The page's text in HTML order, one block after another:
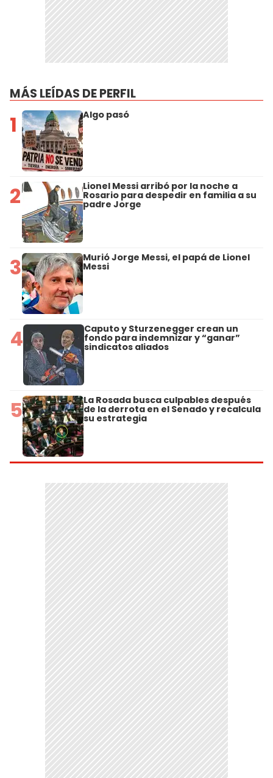
MÁS LEÍDAS DE PERFIL
1 Algo pasó
2 Lionel Messi arribó por la noche a
Rosario para despedir en familia a su
padre Jorge
3 Murió Jorge Messi, el papá de Lionel
Messi
4 Caputo y Sturzenegger crean un
fondo para indemnizar y “ganar”
sindicatos aliados
5 La Rosada busca culpables después
de la derrota en el Senado y recalcula
su estrategia